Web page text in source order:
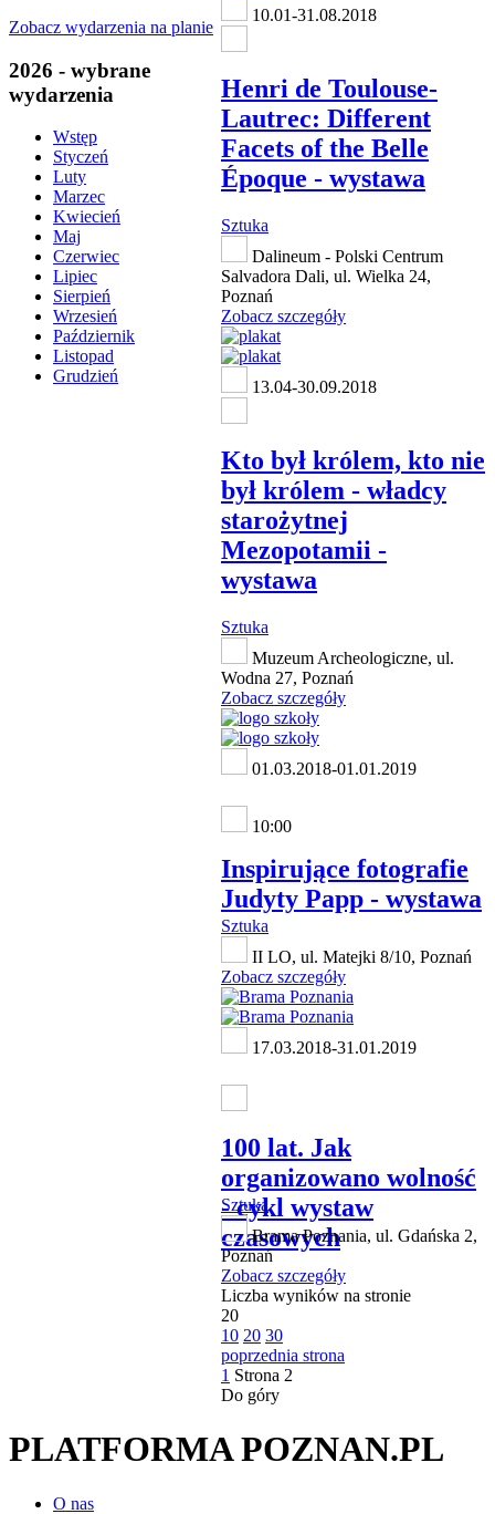
Zobacz wydarzenia na planie
2026 - wybrane
wydarzenia
Wstęp
Styczeń
Luty
Marzec
Kwiecień
Maj
Czerwiec
Lipiec
Sierpień
Wrzesień
Październik
Listopad
Grudzień
10.01-31.08.2018
Henri de Toulouse-
Lautrec: Different
Facets of the Belle
Époque - wystawa
Sztuka
Dalineum - Polski Centrum
Salvadora Dali, ul. Wielka 24,
Poznań
Zobacz szczegóły
13.04-30.09.2018
Kto był królem, kto nie
był królem - władcy
starożytnej
Mezopotamii -
wystawa
Sztuka
Muzeum Archeologiczne, ul.
Wodna 27, Poznań
Zobacz szczegóły
01.03.2018-01.01.2019
10:00
Inspirujące fotografie
Judyty Papp - wystawa
Sztuka
II LO, ul. Matejki 8/10, Poznań
Zobacz szczegóły
17.03.2018-31.01.2019
100 lat. Jak
organizowano wolność
- cykl wystaw
czasowych
Sztuka
Brama Poznania, ul. Gdańska 2,
Poznań
Zobacz szczegóły
Liczba wyników na stronie
20
10 20 30
poprzednia strona
1 Strona 2
Do góry
PLATFORMA POZNAN.PL
O nas